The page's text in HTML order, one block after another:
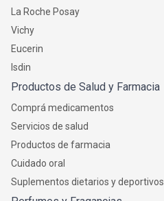
La Roche Posay
Vichy
Eucerin
Isdin
Productos de Salud y Farmacia
Comprá medicamentos
Servicios de salud
Productos de farmacia
Cuidado oral
Suplementos dietarios y deportivos